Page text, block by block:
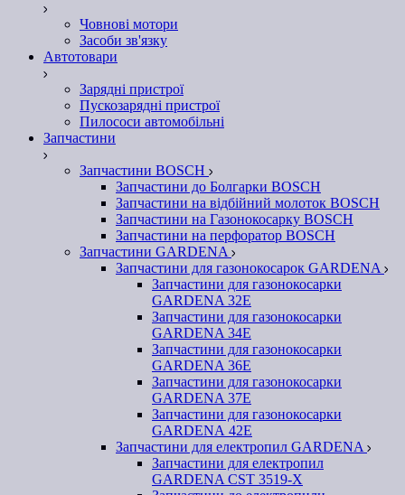
Човнові мотори
Засоби зв'язку
Автотовари
Зарядні пристрої
Пускозарядні пристрої
Пилососи автомобільні
Запчастини
Запчастини BOSCH
Запчастини до Болгарки BOSCH
Запчастини на відбійний молоток BOSCH
Запчастини на Газонокосарку BOSCH
Запчастини на перфоратор BOSCH
Запчастини GARDENA
Запчастини для газонокосарок GARDENA
Запчастини для газонокосарки
GARDENA 32Е
Запчастини для газонокосарки
GARDENA 34Е
Запчастини для газонокосарки
GARDENA 36Е
Запчастини для газонокосарки
GARDENA 37Е
Запчастини для газонокосарки
GARDENА 42Е
Запчастини для електропил GARDENA
Запчастини для електропил
GARDENA CST 3519-X